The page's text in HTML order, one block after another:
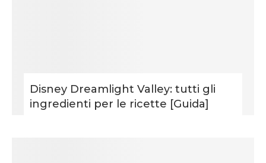
Disney Dreamlight Valley: tutti gli
ingredienti per le ricette [Guida]